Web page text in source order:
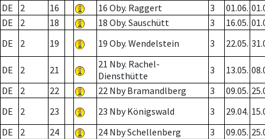
DE
2 16 16 Oby. Raggert 3 01.06.
DE
2 18 18 Oby. Sauschütt 3 16.05.
DE
2 19 19 Oby. Wendelstein 3 22.05.
DE 2 21
21 Nby. Rachel-
Diensthütte
3 13.05.
DE
2 22 22 Nby Bramandlberg 3 09.05.
DE
2 23 23 Nby Königswald 3 29.04.
DE
2 24 24 Nby Schellenberg 3 09.05.